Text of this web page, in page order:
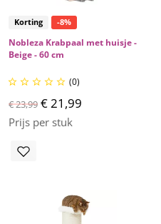
Korting -8%
Nobleza Krabpaal met huisje -
Beige - 60 cm
     (0)
€ 23,99 € 21,99
Prijs per stuk